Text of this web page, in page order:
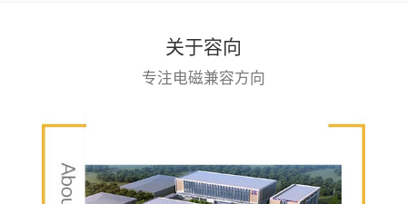
关于容向
专注电磁兼容方向